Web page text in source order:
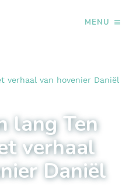
MENU
verhaal van hovenier Daniël
lang Ten
verhaal
Daniël